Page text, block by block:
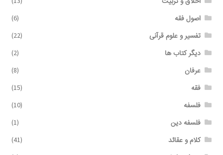
اصول فقه (6)
تفسیر و علوم قرآنی (22)
دیگر کتاب ها (2)
عرفان (8)
فقه (15)
فلسفه (10)
فلسفه دین (1)
کلام و عقائد (41)